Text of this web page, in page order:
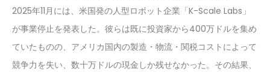
2025年11月には、米国発の人型ロボット企業「K-Scale Labs」
が事業停止を発表した。彼らは既に投資家から400万ドルを集め
ていたものの、アメリカ国内の製造・物流・関税コストによって
競争力を失い、数十万ドルの現金しか残せなかった。その結果、